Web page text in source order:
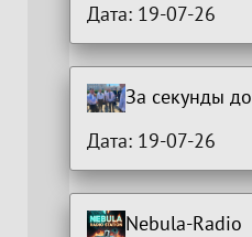
Дата: 19-07-26
За секунды до
Дата: 19-07-26
Nebula-Radio